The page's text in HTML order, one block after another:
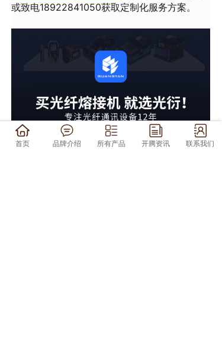
或致电18922841050获取定制化服务方案。
首页 品牌介绍 所有产品 开腾资讯 联系我们